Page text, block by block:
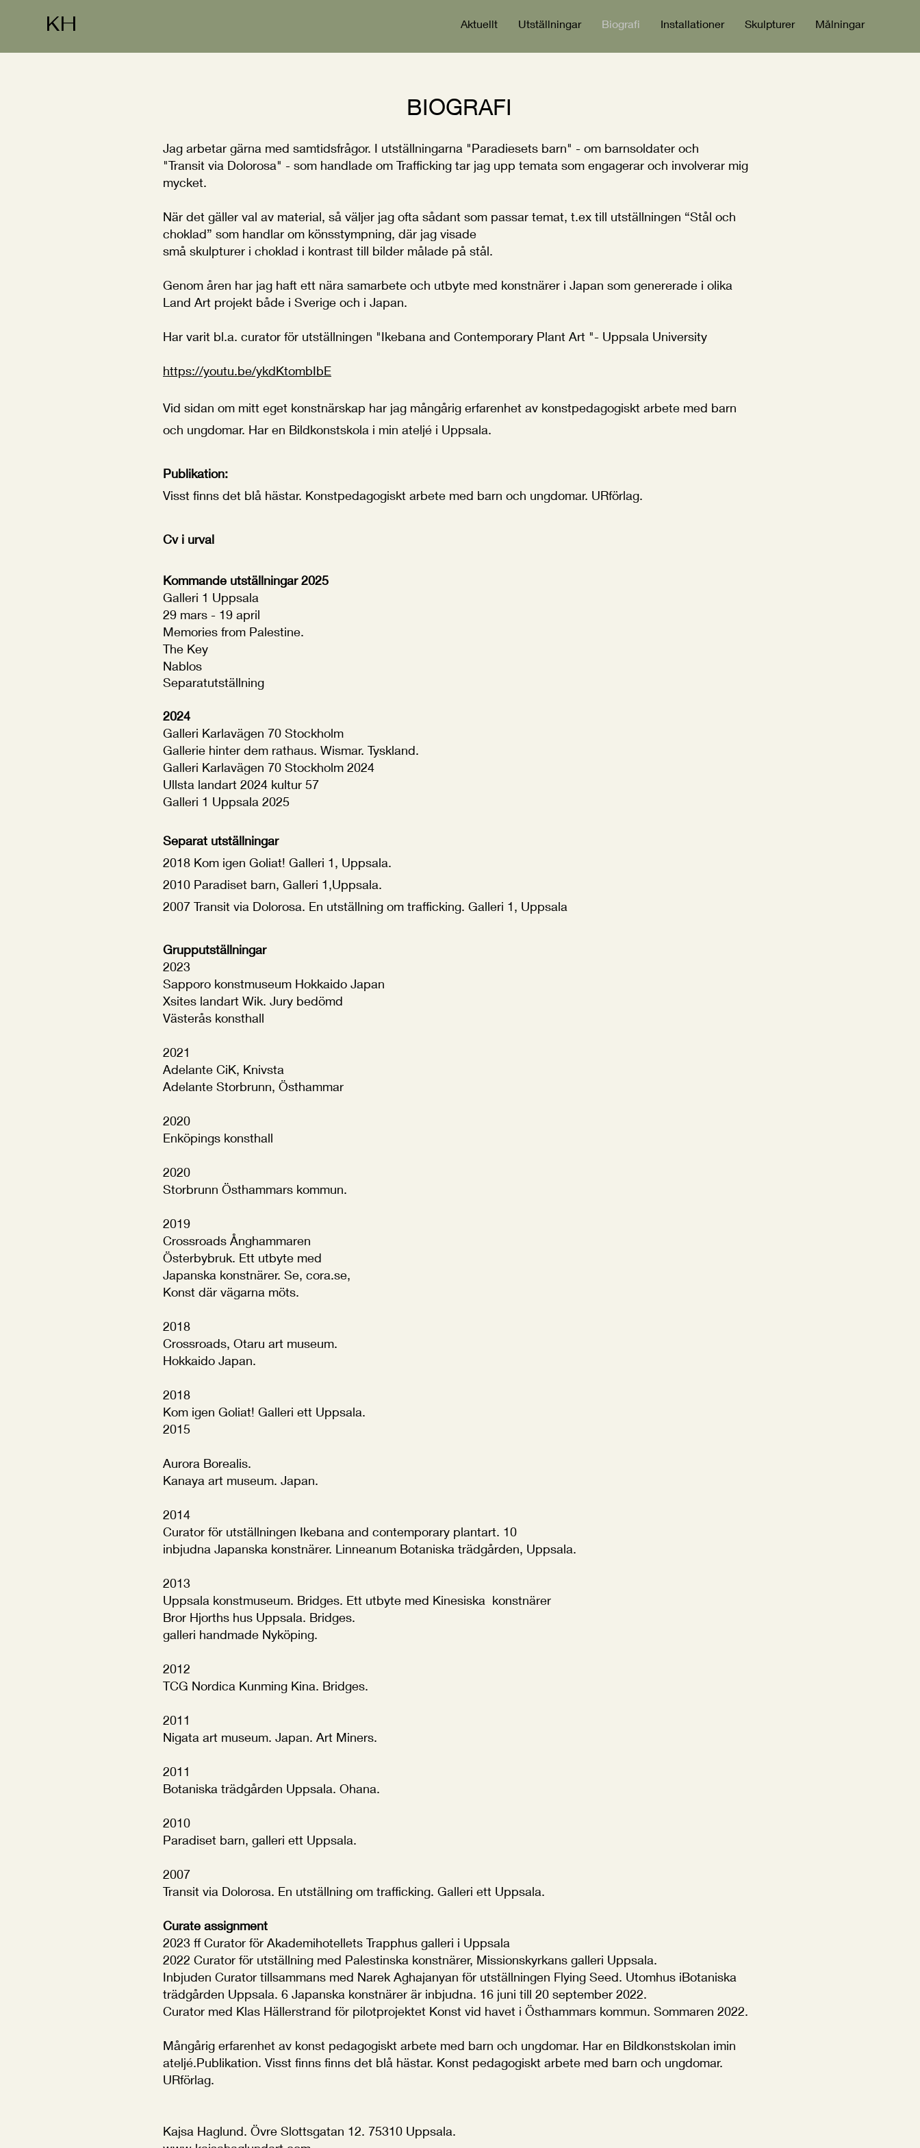
KH Aktuellt Utställningar Biografi Installationer Skulpturer Målningar
BIOGRAFI
Jag arbetar gärna med samtidsfrågor. I utställningarna "Paradiesets barn" - om barnsoldater och
"Transit via Dolorosa" - som handlade om Trafficking tar jag upp temata som engagerar och involverar mig
mycket.
När det gäller val av material, så väljer jag ofta sådant som passar temat, t.ex till utställningen “Stål och
choklad” som handlar om könsstympning, där jag visade
små skulpturer i choklad i kontrast till bilder målade på stål.
Genom åren har jag haft ett nära samarbete och utbyte med konstnärer i Japan som genererade i olika
Land Art projekt både i Sverige och i Japan.
Har varit bl.a. curator för utställningen "Ikebana and Contemporary Plant Art "- Uppsala University
https://youtu.be/ykdKtombIbE
Vid sidan om mitt eget konstnärskap har jag mångårig erfarenhet av konstpedagogiskt arbete med barn
och ungdomar. Har en Bildkonstskola i min ateljé i Uppsala.
Publikation:
Visst finns det blå hästar. Konstpedagogiskt arbete med barn och ungdomar. URförlag.
Cv i urval
Kommande utställningar 2025
Galleri 1 Uppsala
29 mars - 19 april
Memories from Palestine.
The Key
Nablos
Separatutställning
2024
Galleri Karlavägen 70 Stockholm
Gallerie hinter dem rathaus. Wismar. Tyskland.
Galleri Karlavägen 70 Stockholm 2024
Ullsta landart 2024 kultur 57
Galleri 1 Uppsala 2025
Separat utställningar
2018 Kom igen Goliat! Galleri 1, Uppsala.
2010 Paradiset barn, Galleri 1,Uppsala.
2007 Transit via Dolorosa. En utställning om trafficking. Galleri 1, Uppsala
Grupputställningar
2023
Sapporo konstmuseum Hokkaido Japan
Xsites landart Wik. Jury bedömd
Västerås konsthall
2021
Adelante CiK, Knivsta
Adelante Storbrunn, Östhammar
2020
Enköpings konsthall
2020
Storbrunn Östhammars kommun.
2019
Crossroads Ånghammaren
Österbybruk. Ett utbyte med
Japanska konstnärer. Se, cora.se,
Konst där vägarna möts.
2018
Crossroads, Otaru art museum.
Hokkaido Japan.
2018
Kom igen Goliat! Galleri ett Uppsala.
2015
Aurora Borealis.
Kanaya art museum. Japan.
2014
Curator för utställningen Ikebana and contemporary plantart. 10
inbjudna Japanska konstnärer. Linneanum Botaniska trädgården, Uppsala.
2013
Uppsala konstmuseum. Bridges. Ett utbyte med Kinesiska konstnärer
Bror Hjorths hus Uppsala. Bridges.
galleri handmade Nyköping.
2012
TCG Nordica Kunming Kina. Bridges.
2011
Nigata art museum. Japan. Art Miners.
2011
Botaniska trädgården Uppsala. Ohana.
2010
Paradiset barn, galleri ett Uppsala.
2007
Transit via Dolorosa. En utställning om trafficking. Galleri ett Uppsala.
Curate assignment
2023 ff Curator för Akademihotellets Trapphus galleri i Uppsala
2022 Curator för utställning med Palestinska konstnärer, Missionskyrkans galleri Uppsala.
Inbjuden Curator tillsammans med Narek Aghajanyan för utställningen Flying Seed. Utomhus iBotaniska
trädgården Uppsala. 6 Japanska konstnärer är inbjudna. 16 juni till 20 september 2022.
Curator med Klas Hällerstrand för pilotprojektet Konst vid havet i Östhammars kommun. Sommaren 2022.
​Mångårig erfarenhet av konst pedagogiskt arbete med barn och ungdomar. Har en Bildkonstskolan imin
ateljé.Publikation. Visst finns finns det blå hästar. Konst pedagogiskt arbete med barn och ungdomar.
URförlag.
Kajsa Haglund. Övre Slottsgatan 12. 75310 Uppsala.